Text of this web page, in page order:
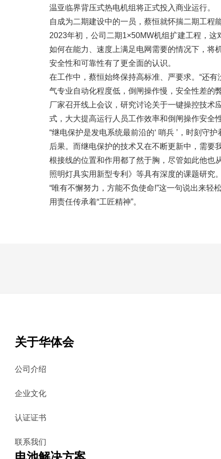
温亚临界背压式热电机组将正式投入商业运行。
自成为二期建设中的一员，蔡恒就怀揣二期工程
2023年初，公司二期1×50MW机组扩建工程，
如何在能力、速度上满足电网需要的情况下，将
安全性和可靠性有了更全面的认识。
在工作中，蔡恒始终保持高标准、严要求。“还
气专业自动化程度低，倒闸操作慢，安全性差的
厂家召开线上会议，研究讨论关于一键操控技术
式，大大提高运行人员工作效率和倒闸操作安全
“继电保护是发电系统最前沿的‘ 哨兵 ’，时刻守
后果。而继电保护的技术又在不断更新中，需要
根接线的位置和作用都了然于胸，尽管如此他也
照明灯具实用新型专利》等具有深度的课题研究
“唯有不懈努力，方能不负使命!”这一句说出来轻
用责任传承着“工匠精神”。
关于华体会
公司介绍
企业文化
认证证书
联系我们